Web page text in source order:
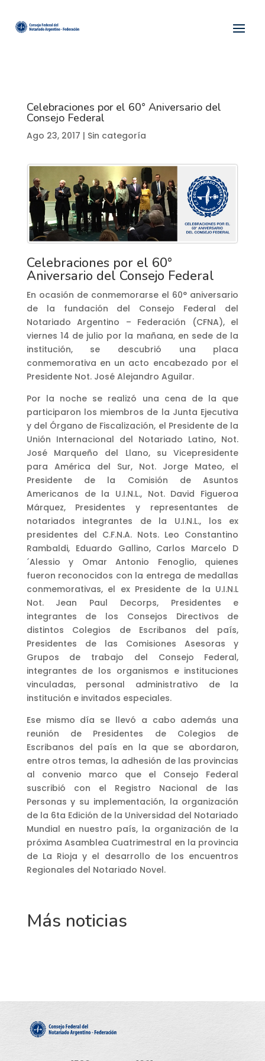
Celebraciones por el 60° Aniversario del
Consejo Federal
Ago 23, 2017 | Sin categoría
Celebraciones por el 60°
Aniversario del Consejo Federal
En ocasión de conmemorarse el 60° aniversario
de la fundación del Consejo Federal del
Notariado Argentino – Federación (CFNA), el
viernes 14 de julio por la mañana, en sede de la
institución, se descubrió una placa
conmemorativa en un acto encabezado por el
Presidente Not. José Alejandro Aguilar.
Por la noche se realizó una cena de la que
participaron los miembros de la Junta Ejecutiva
y del Órgano de Fiscalización, el Presidente de la
Unión Internacional del Notariado Latino, Not.
José Marqueño del Llano, su Vicepresidente
para América del Sur, Not. Jorge Mateo, el
Presidente de la Comisión de Asuntos
Americanos de la U.I.N.L., Not. David Figueroa
Márquez, Presidentes y representantes de
notariados integrantes de la U.I.N.L., los ex
presidentes del C.F.N.A. Nots. Leo Constantino
Rambaldi, Eduardo Gallino, Carlos Marcelo D
´Alessio y Omar Antonio Fenoglio, quienes
fueron reconocidos con la entrega de medallas
conmemorativas, el ex Presidente de la U.I.N.L
Not. Jean Paul Decorps, Presidentes e
integrantes de los Consejos Directivos de
distintos Colegios de Escribanos del país,
Presidentes de las Comisiones Asesoras y
Grupos de trabajo del Consejo Federal,
integrantes de los organismos e instituciones
vinculadas, personal administrativo de la
institución e invitados especiales.
Ese mismo día se llevó a cabo además una
reunión de Presidentes de Colegios de
Escribanos del país en la que se abordaron,
entre otros temas, la adhesión de las provincias
al convenio marco que el Consejo Federal
suscribió con el Registro Nacional de las
Personas y su implementación, la organización
de la 6ta Edición de la Universidad del Notariado
Mundial en nuestro país, la organización de la
próxima Asamblea Cuatrimestral en la provincia
de La Rioja y el desarrollo de los encuentros
Regionales del Notariado Novel.
Más noticias